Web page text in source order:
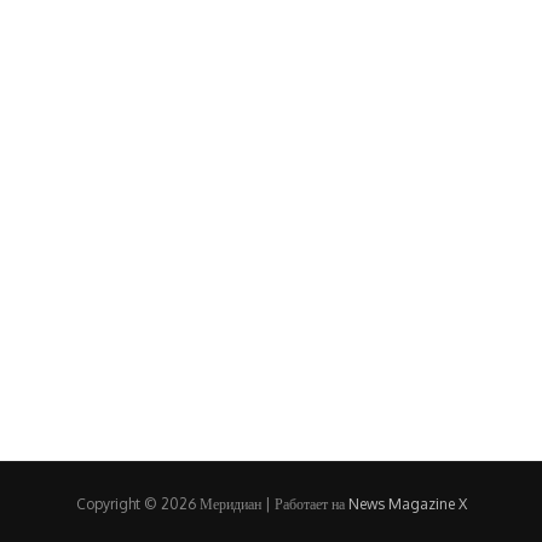
Copyright © 2026 Меридиан | Работает на News Magazine X